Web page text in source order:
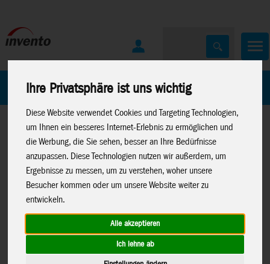
Ihre Privatsphäre ist uns wichtig
Diese Website verwendet Cookies und Targeting Technologien,
um Ihnen ein besseres Internet-Erlebnis zu ermöglichen und
die Werbung, die Sie sehen, besser an Ihre Bedürfnisse
anzupassen. Diese Technologien nutzen wir außerdem, um
Ergebnisse zu messen, um zu verstehen, woher unsere
Besucher kommen oder um unsere Website weiter zu
entwickeln.
Alle akzeptieren
Ich lehne ab
Home Marken
Home>Spielwaren>Konstruktion>Geomag
Geomag Magnetic Stories Exploration 502